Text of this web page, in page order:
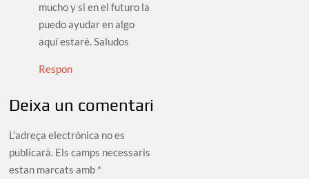
mucho y si en el futuro la
puedo ayudar en algo
aquí estaré. Saludos
Respon
Deixa un comentari
L'adreça electrònica no es
publicarà. Els camps necessaris
estan marcats amb *